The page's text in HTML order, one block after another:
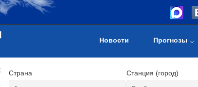
Новости Прогнозы
Страна Станция (город)